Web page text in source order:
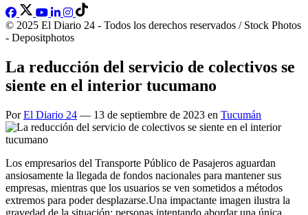
© 2025 El Diario 24 - Todos los derechos reservados / Stock Photos
- Depositphotos
La reducción del servicio de colectivos se
siente en el interior tucumano
PorEl Diario 24 — 13 de septiembre de 2023 en Tucumán
Los empresarios del Transporte Público de Pasajeros aguardan
ansiosamente la llegada de fondos nacionales para mantener sus
empresas, mientras que los usuarios se ven sometidos a métodos
extremos para poder desplazarse.Una impactante imagen ilustra la
gravedad de la situación: personas intentando abordar una única